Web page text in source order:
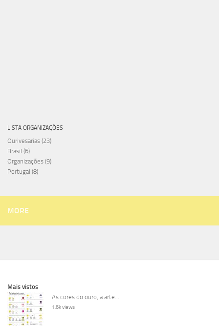
LISTA ORGANIZAÇÕES
Ourivesarias (23)
Brasil (6)
Organizações (9)
Portugal (8)
MORE
Mais vistos
As cores do ouro, a arte...
1.6k views